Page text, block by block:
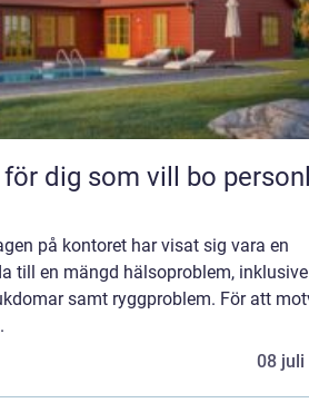
dig som vill bo
på kontoret har visat sig vara en
till en mängd hälsoproblem, inklusive
samt ryggproblem. För att
08 juli